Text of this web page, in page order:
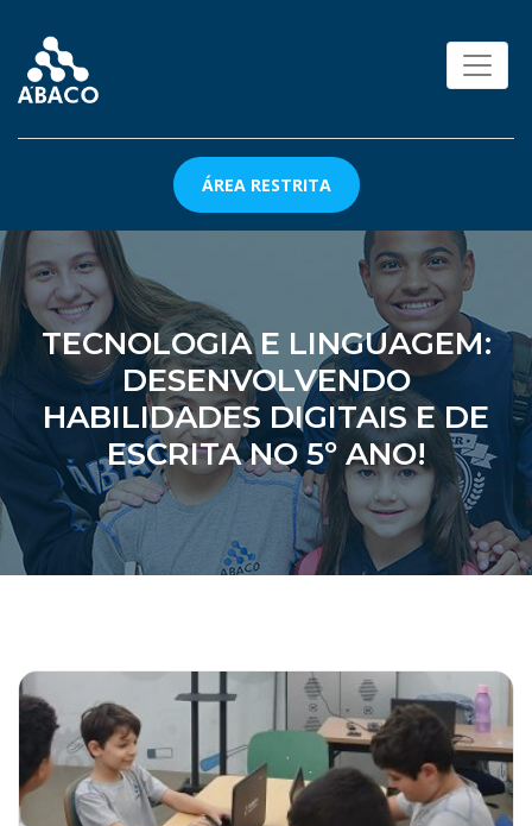
ÁREA RESTRITA
TECNOLOGIA E LINGUAGEM:
DESENVOLVENDO
HABILIDADES DIGITAIS E DE
ESCRITA NO 5º ANO!